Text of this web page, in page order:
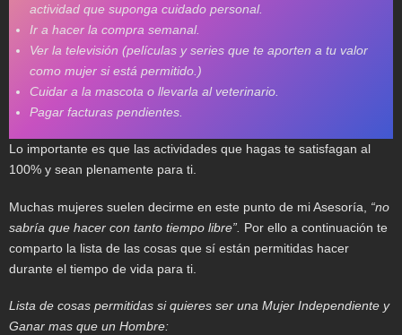
actividad que suponga cuidado personal.
Ir a hacer la compra semanal.
Ver la televisión (películas y series que te aporten a tu valor
como mujer si está permitido.)
Cuidar a la mascota o llevarla al veterinario.
Pagar facturas pendientes.
Lo importante es que las actividades que hagas te satisfagan al
100% y sean plenamente para ti.
Muchas mujeres suelen decirme en este punto de mi Asesoría, “no
sabría que hacer con tanto tiempo libre”. Por ello a continuación te
comparto la lista de las cosas que sí están permitidas hacer
durante el tiempo de vida para ti.
Lista de cosas permitidas si quieres ser una Mujer Independiente y
Ganar mas que un Hombre: